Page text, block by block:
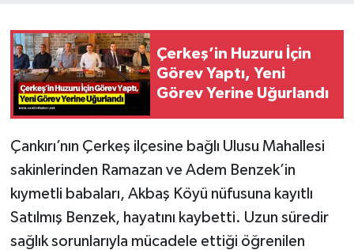
Çerkeş’in Huzuru İçin
Görev Yaptı, Yeni
Görev Yerine Uğurlandı
Çankırı’nın Çerkeş ilçesine bağlı Ulusu Mahallesi
sakinlerinden Ramazan ve Adem Benzek’in
kıymetli babaları, Akbaş Köyü nüfusuna kayıtlı
Satılmış Benzek, hayatını kaybetti. Uzun süredir
sağlık sorunlarıyla mücadele ettiği öğrenilen